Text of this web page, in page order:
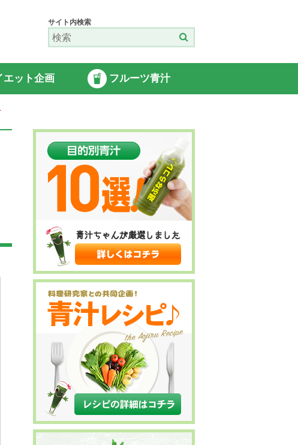
サイト内検索
エット企画 フルーツ青汁